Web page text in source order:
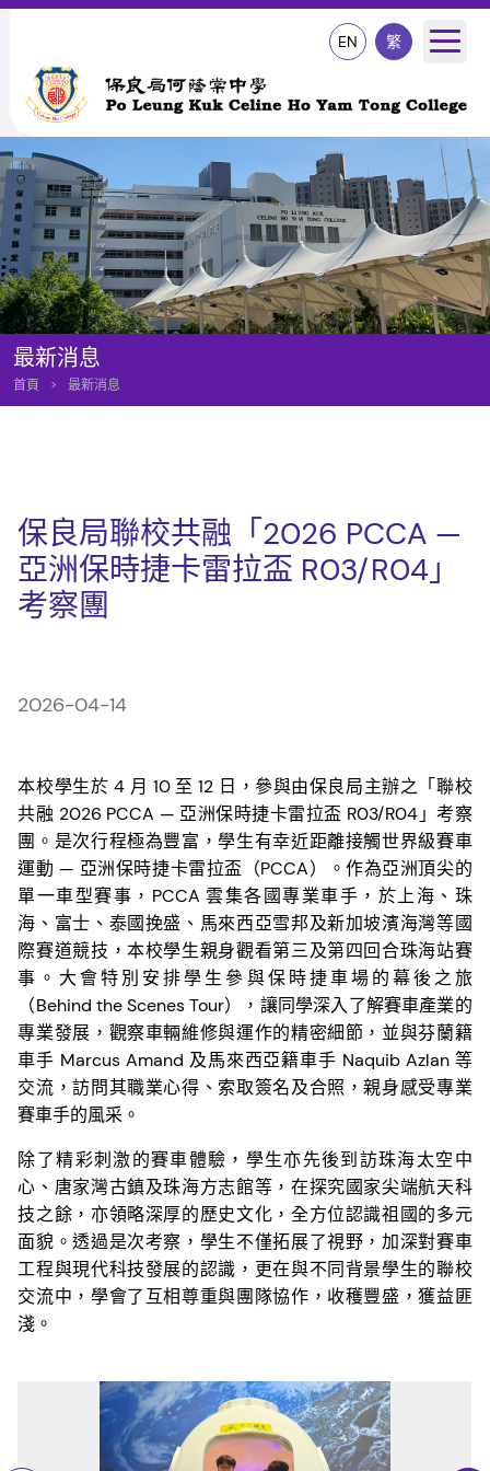
EN 繁
最新消息
首頁 > 最新消息
保良局聯校共融「2026 PCCA —
亞洲保時捷卡雷拉盃 R03/R04」
考察團
2026-04-14
本校學生於 4 月 10 至 12 日，參與由保良局主辦之「聯校
共融 2026 PCCA — 亞洲保時捷卡雷拉盃 R03/R04」考察
團。是次行程極為豐富，學生有幸近距離接觸世界級賽車
運動 — 亞洲保時捷卡雷拉盃（PCCA）。作為亞洲頂尖的
單一車型賽事，PCCA 雲集各國專業車手，於上海、珠
海、富士、泰國挽盛、馬來西亞雪邦及新加坡濱海灣等國
際賽道競技，本校學生親身觀看第三及第四回合珠海站賽
事。大會特別安排學生參與保時捷車場的幕後之旅
（Behind the Scenes Tour），讓同學深入了解賽車產業的
專業發展，觀察車輛維修與運作的精密細節，並與芬蘭籍
車手 Marcus Amand 及馬來西亞籍車手 Naquib Azlan 等
交流，訪問其職業心得、索取簽名及合照，親身感受專業
賽車手的風采。
除了精彩刺激的賽車體驗，學生亦先後到訪珠海太空中
心、唐家灣古鎮及珠海方志館等，在探究國家尖端航天科
技之餘，亦領略深厚的歷史文化，全方位認識祖國的多元
面貌。透過是次考察，學生不僅拓展了視野，加深對賽車
工程與現代科技發展的認識，更在與不同背景學生的聯校
交流中，學會了互相尊重與團隊協作，收穫豐盛，獲益匪
淺。